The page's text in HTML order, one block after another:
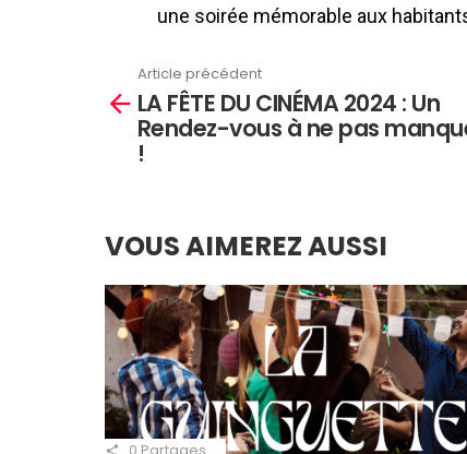
une soirée mémorable aux
savoir
Article précédent
LA FÊTE DU CINÉMA 2024 : Un
Rendez-vous à ne pas
!
VOUS AIMEREZ AUSSI
0 Partages